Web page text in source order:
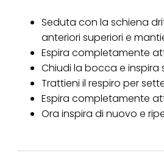
Seduta con la schiena
anteriori superiori e
Espira completamente
Chiudi la bocca e
Trattieni il respiro per
Espira completamente
Ora inspira di nuovo e